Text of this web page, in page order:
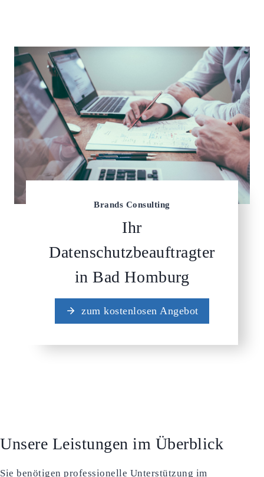
Brands Consulting
Ihr
Datenschutzbeauftragter
in Bad Homburg
zum kostenlosen Angebot
Unsere Leistungen im Überblick
Sie benötigen professionelle Unterstützung im